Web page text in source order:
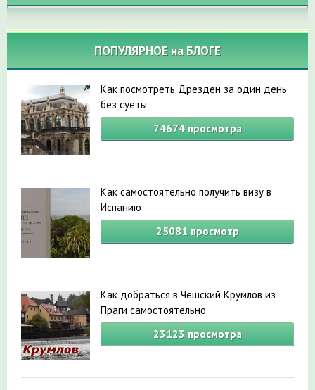
ПОПУЛЯРНОЕ на БЛОГЕ
Как посмотреть Дрезден за один день
без суеты
74674просмотра
Как самостоятельно получить визу в
Испанию
25081просмотр
Как добраться в Чешский Крумлов из
Праги самостоятельно
23123 просмотра